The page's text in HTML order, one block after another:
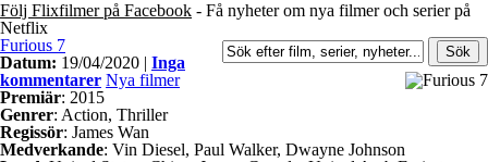
Följ Flixfilmer på Facebook - Få nyheter om nya filmer och serier på
Netflix
Furious 7
Datum: 19/04/2020 | Inga
kommentarer Nya filmer
Premiär: 2015
Genrer: Action, Thriller
Regissör: James Wan
Medverkande: Vin Diesel, Paul Walker, Dwayne Johnson